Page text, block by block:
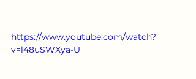
https://www.youtube.com/watch?
v=l48uSWXya-U